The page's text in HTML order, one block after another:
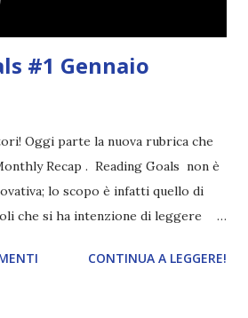
#1 Gennaio
Oggi parte la nuova rubrica che
Recap . Reading Goals non è
lo scopo è infatti quello di
che si ha intenzione di leggere
sotto controllo le reading
CONTINUA A LEGGERE!